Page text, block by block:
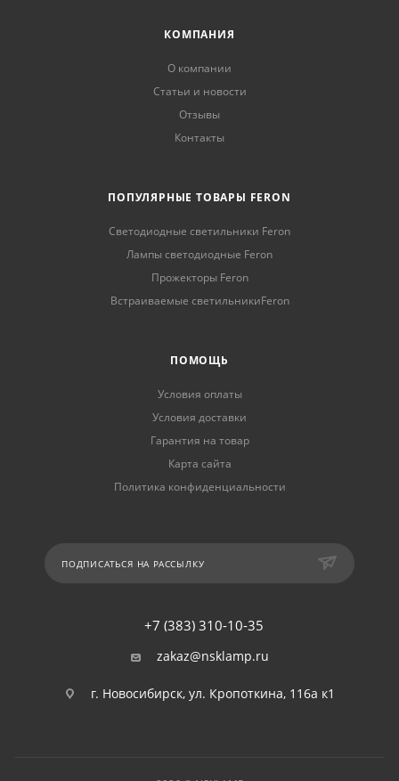
КОМПАНИЯ
О компании
Статьи и новости
Отзывы
Контакты
ПОПУЛЯРНЫЕ ТОВАРЫ FERON
Светодиодные светильники Feron
Лампы светодиодные Feron
Прожекторы Feron
Встраиваемые светильникиFeron
ПОМОЩЬ
Условия оплаты
Условия доставки
Гарантия на товар
Карта сайта
Политика конфиденциальности
ПОДПИСАТЬСЯ НА РАССЫЛКУ
+7 (383) 310-10-35
zakaz@nsklamp.ru
г. Новосибирск, ул. Кропоткина, 116а к1